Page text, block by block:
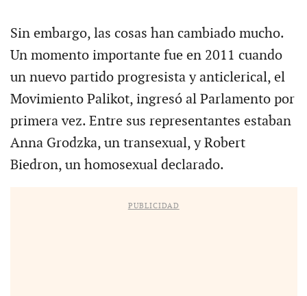
Sin embargo, las cosas han cambiado mucho.
Un momento importante fue en 2011 cuando
un nuevo partido progresista y anticlerical, el
Movimiento Palikot, ingresó al Parlamento por
primera vez. Entre sus representantes estaban
Anna Grodzka, un transexual, y Robert
Biedron, un homosexual declarado.
PUBLICIDAD